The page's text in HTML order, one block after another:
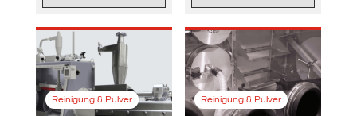
Reinigung & Pulver Reinigung & Pulver